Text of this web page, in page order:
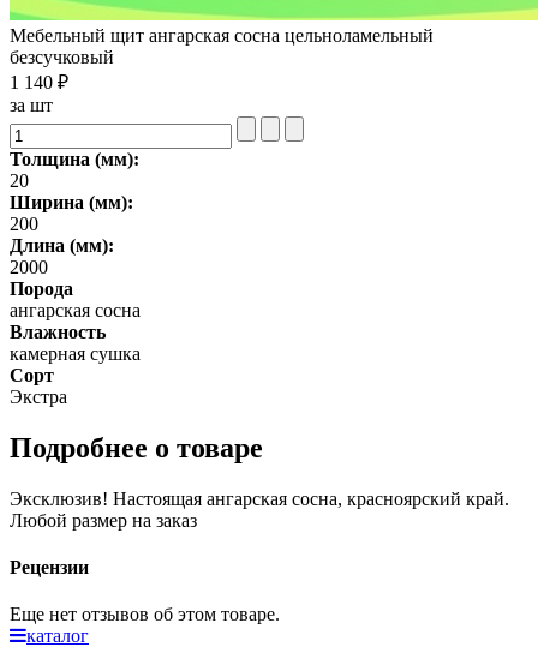
Мебельный щит ангарская сосна цельноламельный
безсучковый
1 140 ₽
за шт
Толщина (мм):
20
Ширина (мм):
200
Длина (мм):
2000
Порода
ангарская сосна
Влажность
камерная сушка
Сорт
Экстра
Подробнее о товаре
Эксклюзив! Настоящая ангарская сосна, красноярский край.
Любой размер на заказ
Рецензии
Еще нет отзывов об этом товаре.
каталог